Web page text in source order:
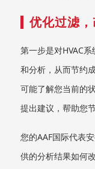
优化过滤
第一步是对HVAC
和分析，从而节约
可能了解您当前的
提出建议，帮助您
您的AAF国际代表
供的分析结果如何